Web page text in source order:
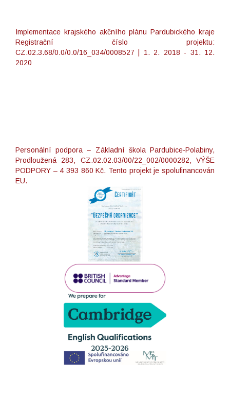
Implementace krajského akčního plánu Pardubického kraje
Registrační číslo projektu:
CZ.02.3.68/0.0/0.0/16_034/0008527 | 1. 2. 2018 - 31. 12.
2020
Personální podpora – Základní škola Pardubice-Polabiny,
Prodloužená 283, CZ.02.02.03/00/22_002/0000282, VÝŠE
PODPORY – 4 393 860 Kč. Tento projekt je spolufinancován
EU.